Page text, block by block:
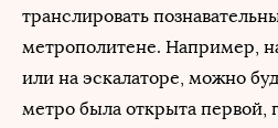
транслировать
метрополитене. Например,
или на эскалаторе, можно
метро была открыта первой,